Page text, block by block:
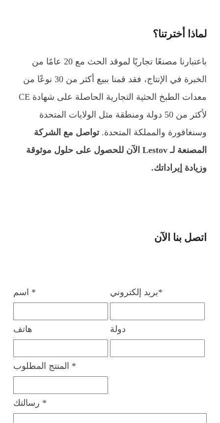
لماذا أخترتنا؟
باعتبارنا مصنعًا تجاريًا لموقد الحث مع 20 عامًا من
الخبرة في الإنتاج، فقد قمنا ببيع أكثر من 30 نوعًا من
معدات الطبخ الحثية التجارية الحاصلة على شهادة CE
لأكثر من 50 دولة ومنطقة مثل الولايات المتحدة
وسنغافورة والمملكة المتحدة.تواصل مع الشركة
المصنعة لـ Lestov الآن للحصول على حلول موثوقة
وزيادة إيراداتك.
اتصل بنا الآن
اسم * بريد إلكتروني*
هاتف دولة
المنتج المطلوب *
رسالتك *